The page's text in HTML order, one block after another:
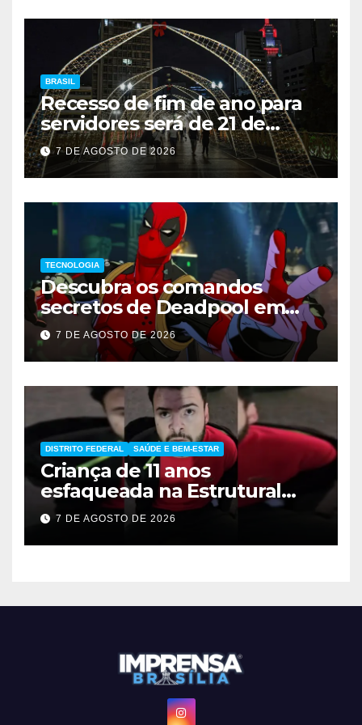
BRASIL
Recesso de fim de ano para
servidores será de 21 de
dezembro a 1º de janeiro
7 DE AGOSTO DE 2026
TECNOLOGIA
Descubra os comandos
secretos de Deadpool em
Marvel Tokon
7 DE AGOSTO DE 2026
DISTRITO FEDERAL SAÚDE E BEM-ESTAR
Criança de 11 anos
esfaqueada na Estrutural
apresenta melhora
significativa
7 DE AGOSTO DE 2026